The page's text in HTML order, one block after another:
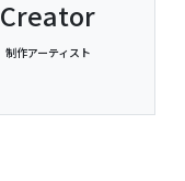
Creator
制作アーティスト